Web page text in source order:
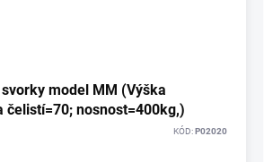
svorky model MM (Výška
čelistí=70; nosnost=400kg,)
KÓD:P02020